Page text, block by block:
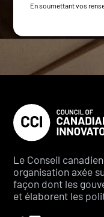
En soumettant vos
Le Conseil
organisation axée
façon dont les
et élaborent les